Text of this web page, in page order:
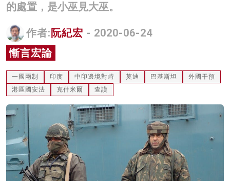
科技
影片
名家榜
灼見活動
關於我們
的處置，是小巫見大巫。
作者: 阮紀宏 - 2020-06-24
慚言宏論
一國兩制 印度 中印邊境對峙 莫迪 巴基斯坦
外國干預
港區國安法
克什米爾 查謨